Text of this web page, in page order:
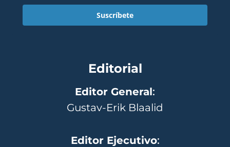
Suscríbete
Editorial
Editor General:
Gustav-Erik Blaalid
Editor Ejecutivo: